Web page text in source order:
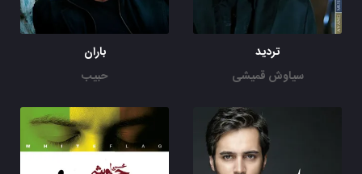
تردید
سیاوش قمیشی
باران
حبیب